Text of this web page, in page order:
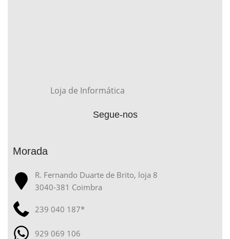
Loja de Informática
Segue-nos
Morada
R. Fernando Duarte de Brito, loja 8
3040-381 Coimbra
239 040 187*
929 069 106